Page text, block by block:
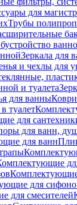
для
Трубы
Зеркала для
и чехлы для
и туалета
для ванны
туалет
для
для ванн,
для ванн
для
для смесителей